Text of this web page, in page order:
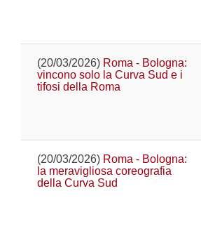
(20/03/2026) Roma - Bologna:
vincono solo la Curva Sud e i
tifosi della Roma
(20/03/2026) Roma - Bologna:
la meravigliosa coreografia
della Curva Sud